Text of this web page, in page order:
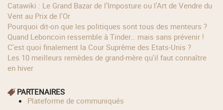
Catawiki : Le Grand Bazar de l’Imposture ou l'Art de Vendre du
Vent au Prix de l'Or
Pourquoi dit-on que les politiques sont tous des menteurs ?
Quand Leboncoin ressemble à Tinder… mais sans prévenir !
C'est quoi finalement la Cour Suprême des Etats-Unis ?
Les 10 meilleurs remèdes de grand-mère qu'il faut connaître
en hiver
PARTENAIRES
Plateforme de communiqués